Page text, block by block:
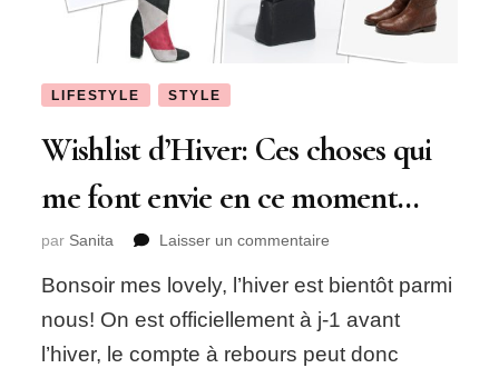
LIFESTYLE STYLE
Wishlist d’Hiver: Ces choses qui
me font envie en ce moment…
par Sanita Laisser un commentaire
d’Hiver:
Ces
choses
qui
Bonsoir mes lovely, l’hiver est bientôt parmi
nous! On est officiellement à j-1 avant
l’hiver, le compte à rebours peut donc